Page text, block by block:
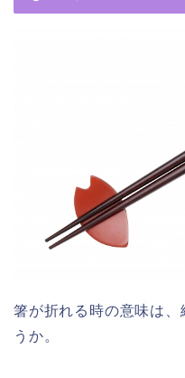
箸が折れる時の意味は、
うか。